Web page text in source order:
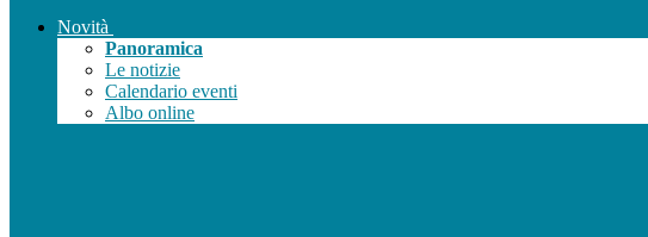
Novità
Panoramica
Le notizie
Calendario eventi
Albo online